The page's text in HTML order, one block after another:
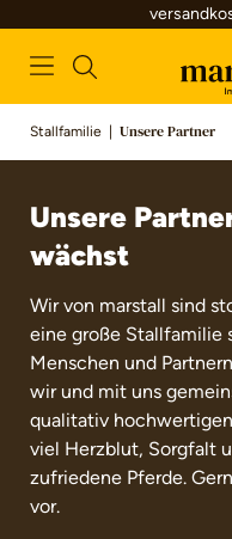
springen
Stallfamilie | Unsere Partner
Unsere
wächst
Wir von marstall sind
eine große Stallfamilie
Menschen und
wir und mit uns
qualitativ
viel Herzblut, Sorgfalt
zufriedene Pferde.
vor.